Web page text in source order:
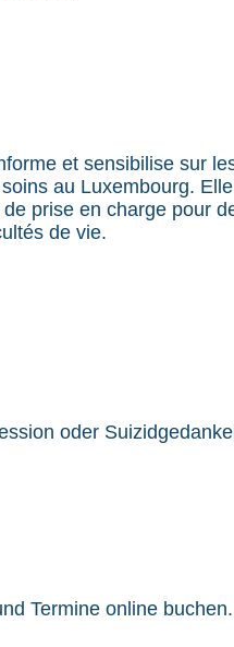
et sensibilise sur
au Luxembourg.
prise en charge pour
de vie.
oder
Termine online buchen.